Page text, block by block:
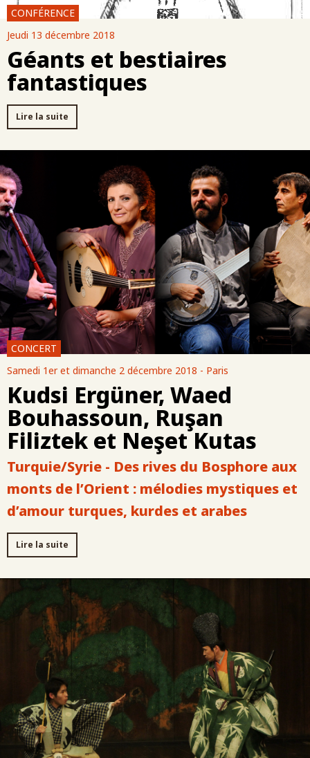
CONFÉRENCE
Jeudi 13 décembre 2018
Géants et bestiaires
fantastiques
Lire la suite
CONCERT
Samedi 1er et dimanche 2 décembre 2018 - Paris
Kudsi Ergüner, Waed
Bouhassoun, Ruşan
Filiztek et Neşet Kutas
Turquie/Syrie - Des rives du Bosphore aux
monts de l’Orient : mélodies mystiques et
d’amour turques, kurdes et arabes
Lire la suite